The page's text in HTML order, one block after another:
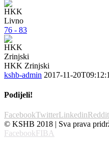
76 - 83
HKK Zrinjski
kshb-admin 2017-11-
Podijeli!
FacebookTwitterLinkedinReddit
© KSHB 2018 | Sva prava
FacebookFIBA